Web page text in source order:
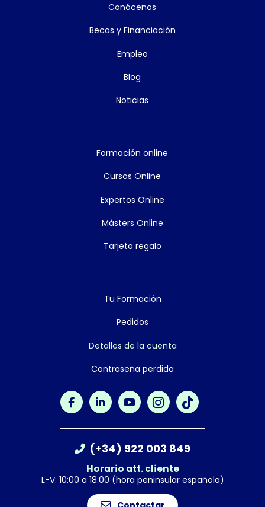
Conócenos
Becas y Financiación
Empleo
Blog
Noticias
Formación online
Cursos Online
Expertos Online
Másters Online
Tarjeta regalo
Tu Formación
Pedidos
Detalles de la cuenta
Contraseña perdida
(+34) 922 003 849
Horario att. cliente
L-V: 10:00 a 18:00 (hora peninsular española)